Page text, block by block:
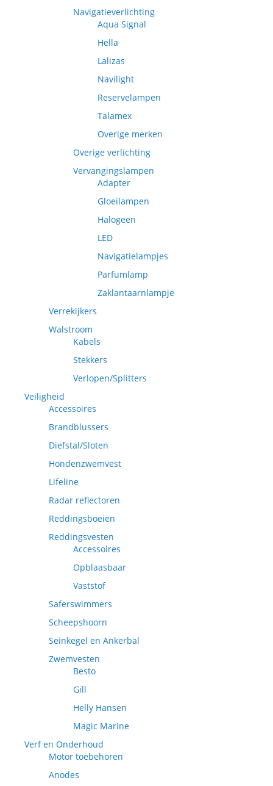
Navigatieverlichting
Aqua Signal
Hella
Lalizas
Navilight
Reservelampen
Talamex
Overige merken
Overige verlichting
Vervangingslampen
Adapter
Gloeilampen
Halogeen
LED
Navigatielampjes
Parfumlamp
Zaklantaarnlampje
Verrekijkers
Walstroom
Kabels
Stekkers
Verlopen/Splitters
Veiligheid
Accessoires
Brandblussers
Diefstal/Sloten
Hondenzwemvest
Lifeline
Radar reflectoren
Reddingsboeien
Reddingsvesten
Accessoires
Opblaasbaar
Vaststof
Saferswimmers
Scheepshoorn
Seinkegel en Ankerbal
Zwemvesten
Besto
Gill
Helly Hansen
Magic Marine
Verf en Onderhoud
Motor toebehoren
Anodes